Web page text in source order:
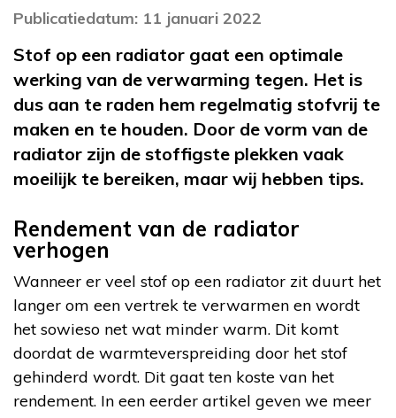
Publicatiedatum: 11 januari 2022
Stof op een radiator gaat een optimale
werking van de verwarming tegen. Het is
dus aan te raden hem regelmatig stofvrij te
maken en te houden. Door de vorm van de
radiator zijn de stoffigste plekken vaak
moeilijk te bereiken, maar wij hebben tips.
Rendement van de radiator
verhogen
Wanneer er veel stof op een radiator zit duurt het
langer om een vertrek te verwarmen en wordt
het sowieso net wat minder warm. Dit komt
doordat de warmteverspreiding door het stof
gehinderd wordt. Dit gaat ten koste van het
rendement. In een eerder artikel geven we meer